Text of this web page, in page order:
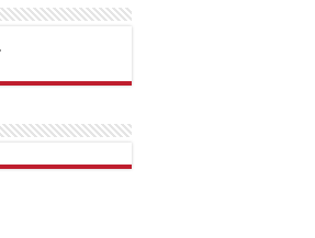
Tipobet